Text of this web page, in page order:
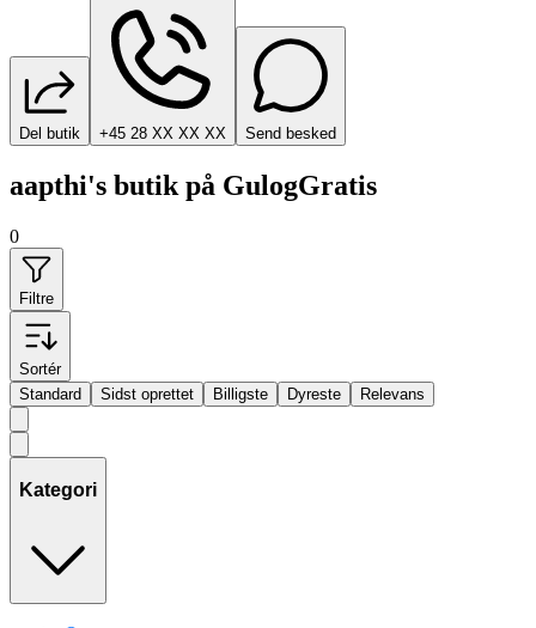
Del butik +45 28 XX XX XX Send besked
aapthi's butik på GulogGratis
0
Filtre
Sortér
Standard
Sidst oprettet Billigste Dyreste Relevans
Kategori